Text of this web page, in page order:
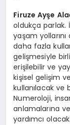
Firuze Ayşe
oldukça parlak.
yaşam
daha fazla
gelişmesiyle
erişilebilir ve
kişisel gelişim
kullanılacak ve
Numeroloji,
anlamalarına
yardımcı olacak.